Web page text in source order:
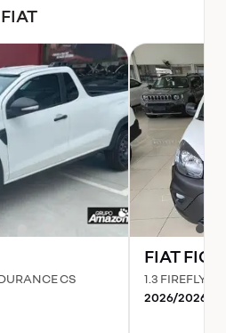
FIAT
CS
FIAT
1.3 FIREFLY
2026/2026